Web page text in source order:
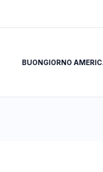
BUONGIORNO